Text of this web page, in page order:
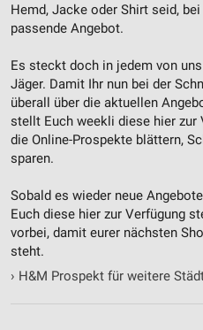
Hemd, Jacke oder Shirt seid,
passende Angebot.
Es steckt doch in jedem von
Jäger. Damit Ihr nun bei der
überall über die aktuellen
stellt Euch weekli diese hier
die Online-Prospekte blättern,
sparen.
Sobald es wieder neue
Euch diese hier zur Verfügung
vorbei, damit eurer nächsten
steht.
› H&M Prospekt für weitere